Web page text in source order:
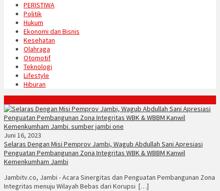
PERISTIWA
Politik
Hukum
Ekonomi dan Bisnis
Kesehatan
Olahraga
Otomotif
Teknologi
Lifestyle
Hiburan
Juni 16, 2023
Selaras Dengan Misi Pemprov Jambi, Wagub Abdullah Sani Apresiasi
Penguatan Pembangunan Zona Integritas WBK & WBBM Kanwil
Kemenkumham Jambi
Jambitv.co, Jambi - Acara Sinergitas dan Penguatan Pembangunan Zona
Integritas menuju Wilayah Bebas dari Korupsi […]